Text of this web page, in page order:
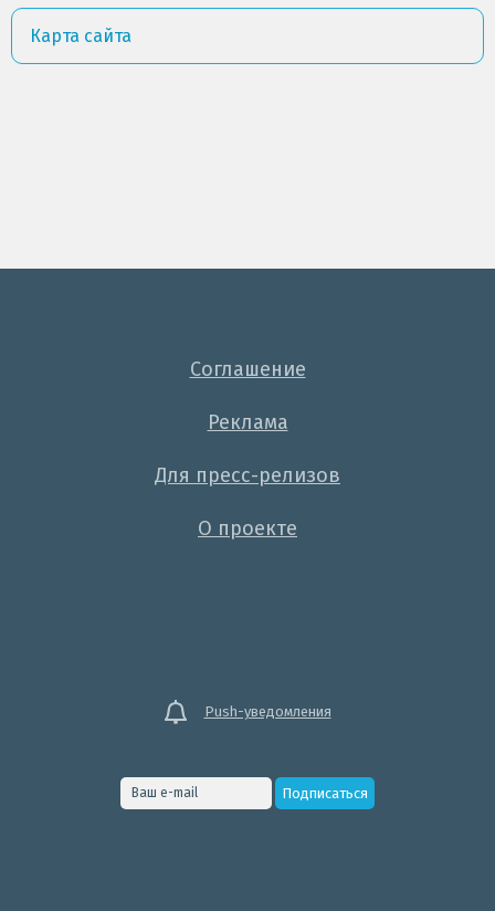
Карта сайта
Соглашение
Реклама
Для пресс-релизов
О проекте
Push-уведомления